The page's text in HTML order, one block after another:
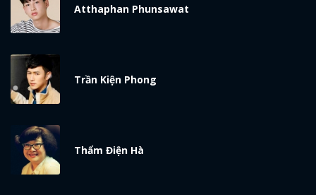
Atthaphan Phunsawat
Trần Kiện Phong
Thẩm Điện Hà